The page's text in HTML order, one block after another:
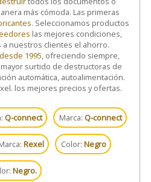
más cómoda. Las primeras
. Seleccionamos productos
las mejores condiciones,
nuestros clientes el ahorro.
desde 1995 , ofreciendo siempre,
surtido de destructoras de
automática, autoalimentación.
los mejores precios y ofertas.
Q-connect Marca: Q-connect
Rexel Color: Negro
Negro.